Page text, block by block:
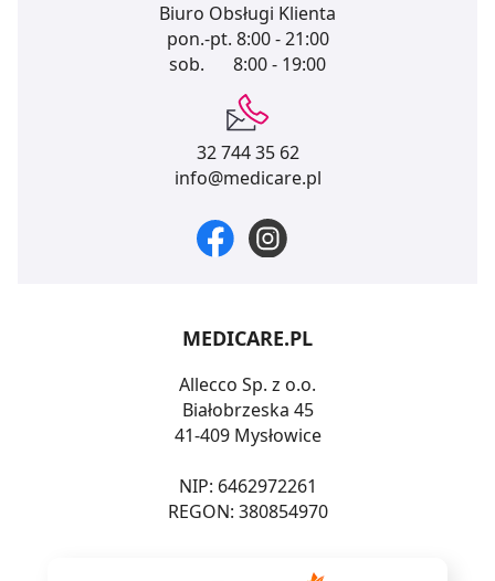
Biuro Obsługi Klienta
pon.-pt. 8:00 - 21:00
sob.
8:00 - 19:00
32 744 35 62
info@medicare.pl
MEDICARE.PL
Allecco Sp. z o.o.
Białobrzeska 45
41-409 Mysłowice
NIP: 6462972261
REGON: 380854970